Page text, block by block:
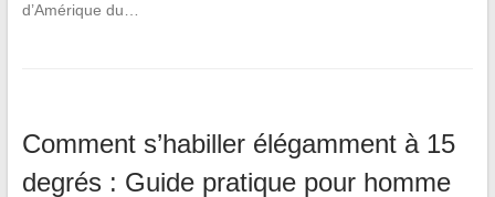
d’Amérique du…
Comment s’habiller élégamment à 15
degrés : Guide pratique pour homme